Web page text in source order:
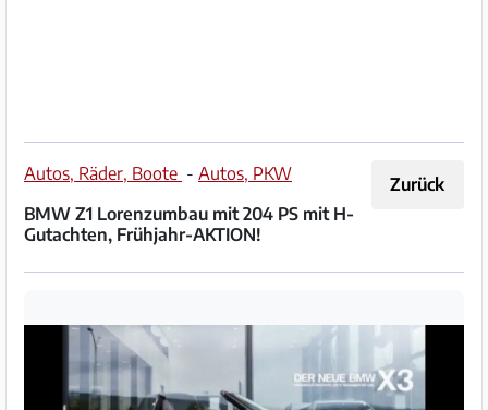
Hilfe
FAQ
Zurück
Autos, Räder, Boote - Autos, PKW
BMW Z1 Lorenzumbau mit 204 PS mit H-
Gutachten, Frühjahr-AKTION!